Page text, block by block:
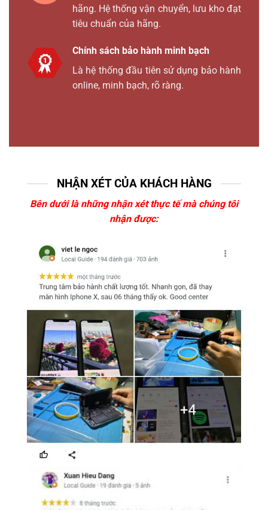
hãng. Hệ thống vận chuyển, lưu kho đạt
tiêu chuẩn của hãng.
Chính sách bảo hành minh bạch
Là hệ thống đầu tiên sử dụng bảo hành
online, minh bạch, rõ ràng.
NHẬN XÉT CỦA KHÁCH HÀNG
Bên dưới là những nhận xét thực tế mà chúng tôi
nhận được: